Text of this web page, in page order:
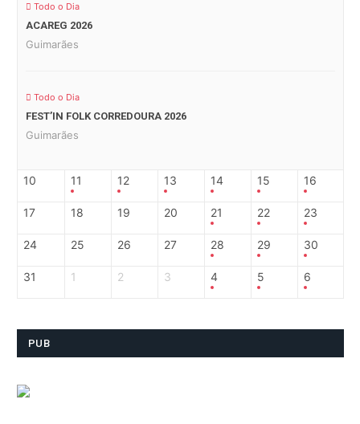
Todo o Dia
ACAREG 2026
Guimarães
Todo o Dia
FEST’IN FOLK CORREDOURA 2026
Guimarães
10 11 12 13 14 15 16
17 18 19 20 21 22 23
24 25 26 27 28 29 30
31 1 2 3 4 5 6
PUB